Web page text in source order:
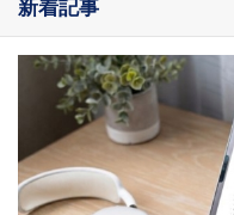
新着記事